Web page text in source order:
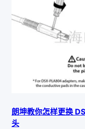
朗坤教你怎样更换
头